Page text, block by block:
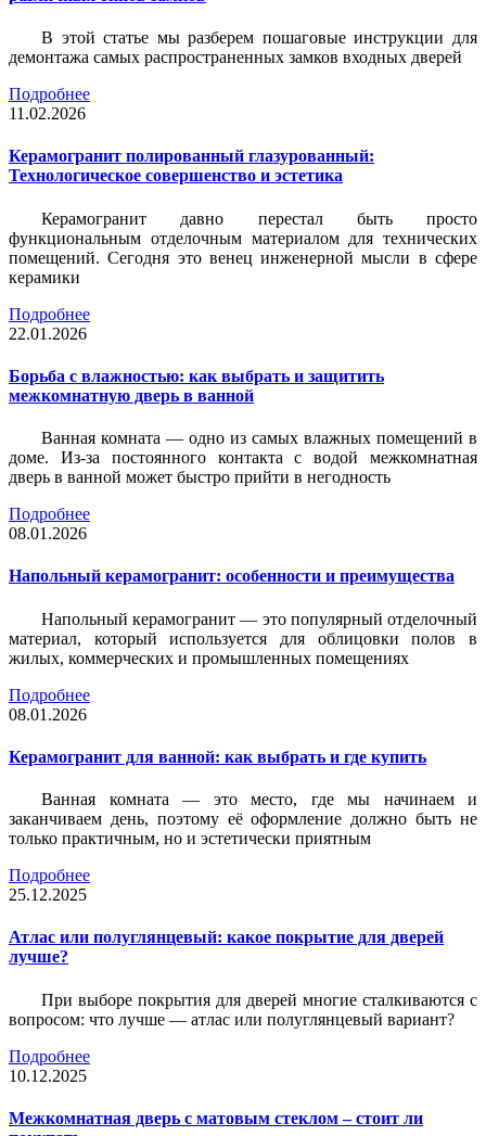
В этой статье мы разберем пошаговые инструкции для
демонтажа самых распространенных замков входных дверей
Подробнее
11.02.2026
Керамогранит полированный глазурованный:
Технологическое совершенство и эстетика
Керамогранит давно перестал быть просто
функциональным отделочным материалом для технических
помещений. Сегодня это венец инженерной мысли в сфере
керамики
Подробнее
22.01.2026
Борьба с влажностью: как выбрать и защитить
межкомнатную дверь в ванной
Ванная комната — одно из самых влажных помещений в
доме. Из-за постоянного контакта с водой межкомнатная
дверь в ванной может быстро прийти в негодность
Подробнее
08.01.2026
Напольный керамогранит: особенности и преимущества
Напольный керамогранит — это популярный отделочный
материал, который используется для облицовки полов в
жилых, коммерческих и промышленных помещениях
Подробнее
08.01.2026
Керамогранит для ванной: как выбрать и где купить
Ванная комната — это место, где мы начинаем и
заканчиваем день, поэтому её оформление должно быть не
только практичным, но и эстетически приятным
Подробнее
25.12.2025
Атлас или полуглянцевый: какое покрытие для дверей
лучше?
При выборе покрытия для дверей многие сталкиваются с
вопросом: что лучше — атлас или полуглянцевый вариант?
Подробнее
10.12.2025
Межкомнатная дверь с матовым стеклом – стоит ли